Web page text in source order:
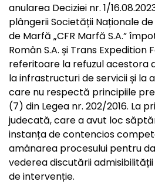
anularea Deciziei nr. 1/
plângerii Societății Naționale
de Marfă „CFR Marfă S.A.”
Român S.A. și Trans Expedition
referitoare la refuzul acestora
la infrastructuri de servicii și la
care nu respectă principiile
(7) din Legea nr. 202/2016. La
judecată, care a avut loc
instanța de contencios
amânarea procesului pentru
vederea discutării
de intervenție.